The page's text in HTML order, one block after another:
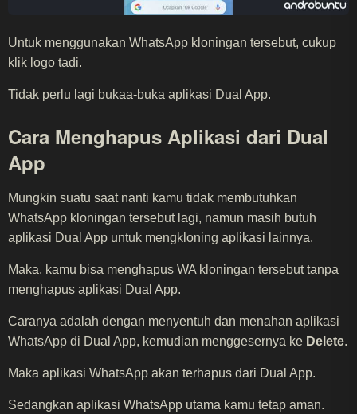
Untuk menggunakan WhatsApp kloningan tersebut, cukup
klik logo tadi.
Tidak perlu lagi bukaa-buka aplikasi Dual App.
Cara Menghapus Aplikasi dari Dual
App
Mungkin suatu saat nanti kamu tidak membutuhkan
WhatsApp kloningan tersebut lagi, namun masih butuh
aplikasi Dual App untuk mengkloning aplikasi lainnya.
Maka, kamu bisa menghapus WA kloningan tersebut tanpa
menghapus aplikasi Dual App.
Caranya adalah dengan menyentuh dan menahan aplikasi
WhatsApp di Dual App, kemudian menggesernya ke Delete.
Maka aplikasi WhatsApp akan terhapus dari Dual App.
Sedangkan aplikasi WhatsApp utama kamu tetap aman.